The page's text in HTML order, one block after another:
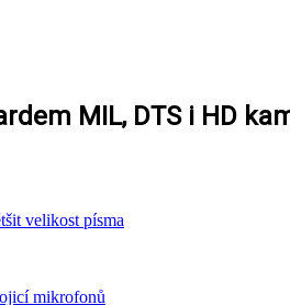
MIL, DTS i HD